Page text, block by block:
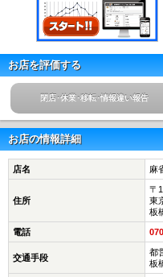
お店を評価する
閉店･休業･移転･情報違い報告
お店の情報詳細
店名 麻
住所
〒
東
板
電話
交通手段
都
板